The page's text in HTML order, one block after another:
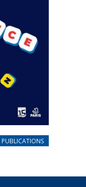
réfugiés
PUBLICATIONS